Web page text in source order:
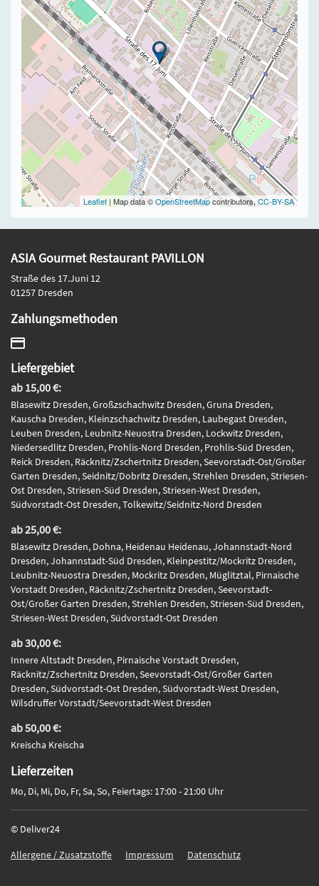
Leaflet | Map data ©OpenStreetMapcontributors,CC-BY-SA
ASIA Gourmet Restaurant PAVILLON
Straße des 17.Juni 12
01257 Dresden
Zahlungsmethoden
Liefergebiet
ab 15,00 €:
Blasewitz Dresden, Großzschachwitz Dresden, Gruna Dresden,
Kauscha Dresden, Kleinzschachwitz Dresden, Laubegast Dresden,
Leuben Dresden, Leubnitz-Neuostra Dresden, Lockwitz Dresden,
Niedersedlitz Dresden, Prohlis-Nord Dresden, Prohlis-Süd Dresden,
Reick Dresden, Räcknitz/Zschertnitz Dresden, Seevorstadt-Ost/Großer
Garten Dresden, Seidnitz/Dobritz Dresden, Strehlen Dresden, Striesen-
Ost Dresden, Striesen-Süd Dresden, Striesen-West Dresden,
Südvorstadt-Ost Dresden, Tolkewitz/Seidnitz-Nord Dresden
ab 25,00 €:
Blasewitz Dresden, Dohna, Heidenau Heidenau, Johannstadt-Nord
Dresden, Johannstadt-Süd Dresden, Kleinpestitz/Mockritz Dresden,
Leubnitz-Neuostra Dresden, Mockritz Dresden, Müglitztal, Pirnaische
Vorstadt Dresden, Räcknitz/Zschertnitz Dresden, Seevorstadt-
Ost/Großer Garten Dresden, Strehlen Dresden, Striesen-Süd Dresden,
Striesen-West Dresden, Südvorstadt-Ost Dresden
ab 30,00 €:
Innere Altstadt Dresden, Pirnaische Vorstadt Dresden,
Räcknitz/Zschertnitz Dresden, Seevorstadt-Ost/Großer Garten
Dresden, Südvorstadt-Ost Dresden, Südvorstadt-West Dresden,
Wilsdruffer Vorstadt/Seevorstadt-West Dresden
ab 50,00 €:
Kreischa Kreischa
Lieferzeiten
Mo, Di, Mi, Do, Fr, Sa, So, Feiertags: 17:00 - 21:00 Uhr
© Deliver24
Allergene / Zusatzstoffe
Impressum Datenschutz